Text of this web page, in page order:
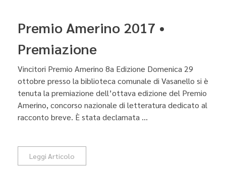
Premio Amerino 2017 •
Premiazione
Vincitori Premio Amerino 8a Edizione Domenica 29
ottobre presso la biblioteca comunale di Vasanello si è
tenuta la premiazione dell’ottava edizione del Premio
Amerino, concorso nazionale di letteratura dedicato al
racconto breve. È stata declamata ...
Leggi Articolo